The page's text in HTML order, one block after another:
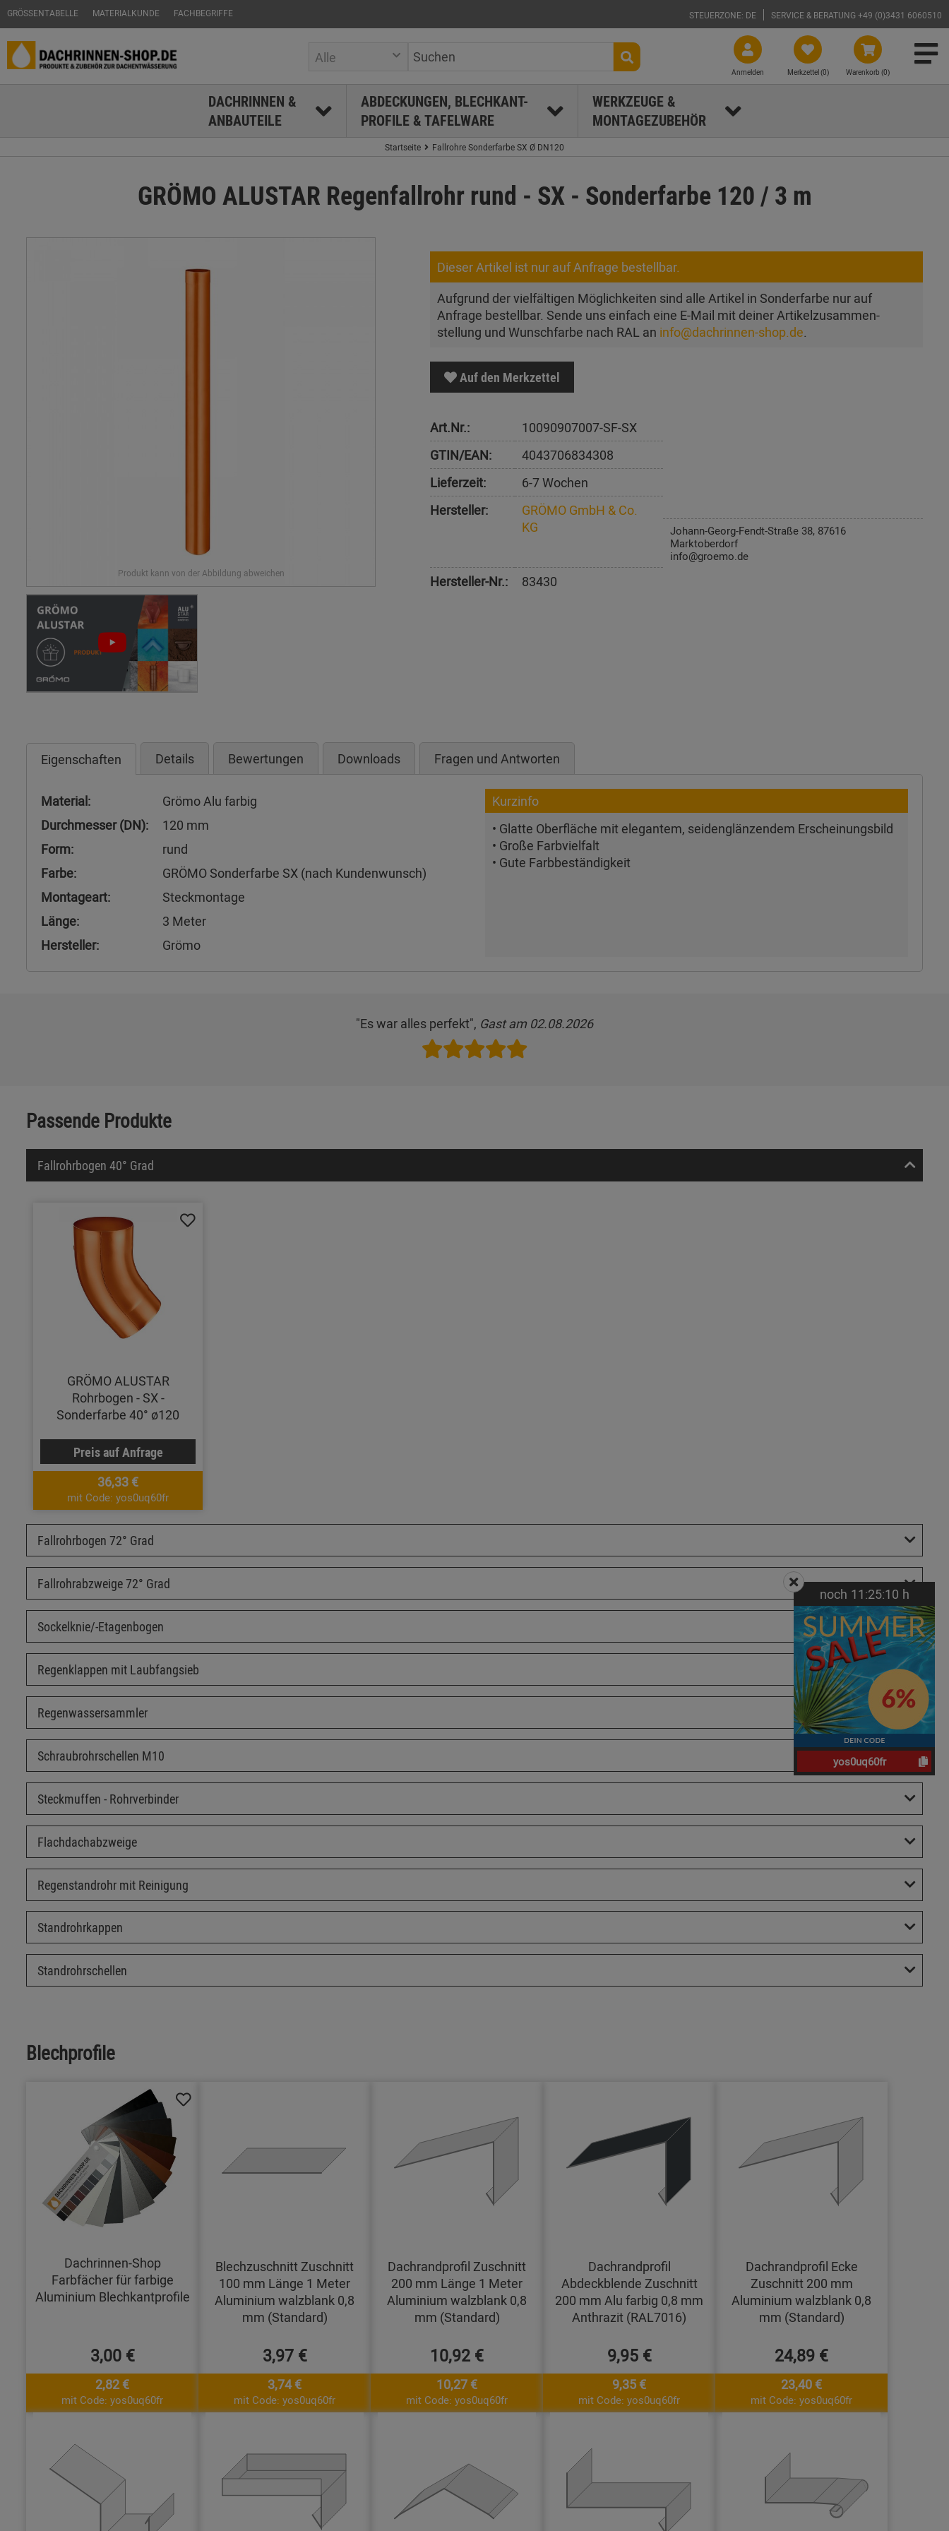
GRÖSSENTABELLE MATERIALKUNDE FACHBEGRIFFE STEUERZONE: DE SERVICE & BERATUNG +49 (0)3431 6060510
Warenkorb (0)
Merkzettel (0)
Anmelden
Alle
DACHRINNEN &
ANBAUTEILE
ABDECKUNGEN, BLECHKANT-
PROFILE & TAFELWARE
WERKZEUGE &
MONTAGEZUBEHÖR
Startseite Fallrohre Sonderfarbe SX Ø DN120
GRÖMO ALUSTAR Regenfallrohr rund - SX - Sonderfarbe 120 / 3 m
Dieser Artikel ist nur auf Anfrage bestellbar.
Aufgrund der vielfältigen Möglichkeiten sind alle Artikel in Sonderfarbe nur auf
Anfrage bestellbar. Sende uns einfach eine E-Mail mit deiner Artikel­zusam­men­
stellung und Wunschfarbe nach RAL an info@dachrinnen-shop.de.
Auf den Merkzettel
Art.Nr.:
10090907007-SF-SX
GTIN/EAN:
4043706834308
Lieferzeit:
6-7 Wochen
Hersteller:
GRÖMO GmbH & Co.
KG
Johann-Georg-Fendt-Straße 38, 87616
Marktoberdorf
info@groemo.de
Hersteller-Nr.: 83430
Eigenschaften Details Bewertungen Downloads Fragen und Antworten
Material:
Grömo Alu farbig
Durchmesser (DN):
120 mm
Form:
rund
Farbe:
GRÖMO Sonderfarbe SX (nach Kundenwunsch)
Montageart:
Steckmontage
Länge:
3 Meter
Hersteller:
Grömo
Kurzinfo
• Glatte Oberfläche mit elegantem, seidenglänzendem Erscheinungsbild
• Große Farbvielfalt
• Gute Farbbeständigkeit
"Es war alles perfekt", Gast am 02.08.2026
Passende Produkte
Fallrohrbogen 40° Grad
GRÖMO ALUSTAR
Rohrbogen - SX -
Sonderfarbe 40° ø120
Preis auf Anfrage
36,33 €
mit Code: yos0uq60fr
Fallrohrbogen 72° Grad
Fallrohrabzweige 72° Grad
Sockelknie/-Etagenbogen
Regenklappen mit Laubfangsieb
Regenwassersammler
Schraubrohrschellen M10
Steckmuffen - Rohrverbinder
Flachdachabzweige
Regenstandrohr mit Reinigung
Standrohrkappen
Standrohrschellen
Blechprofile
Dachrinnen-Shop
Farbfächer für farbige
Aluminium Blechkantprofile
3,00 €
2,82 €
mit Code: yos0uq60fr
Blechzuschnitt Zuschnitt
100 mm Länge 1 Meter
Aluminium walzblank 0,8
mm (Standard)
3,97 €
3,74 €
mit Code: yos0uq60fr
Dachrandprofil Zuschnitt
200 mm Länge 1 Meter
Aluminium walzblank 0,8
mm (Standard)
10,92 €
10,27 €
mit Code: yos0uq60fr
Dachrandprofil
Abdeckblende Zuschnitt
200 mm Alu farbig 0,8 mm
Anthrazit (RAL7016)
9,95 €
9,35 €
mit Code: yos0uq60fr
Dachrandprofil Ecke
Zuschnitt 200 mm
Aluminium walzblank 0,8
mm (Standard)
24,89 €
23,40 €
mit Code: yos0uq60fr
noch 11:25:09 h
yos0uq60fr